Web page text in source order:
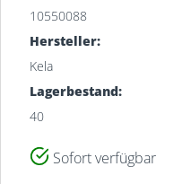
Sofort verfügbar
Lagerbestand:
40
10550088
Hersteller:
Kela